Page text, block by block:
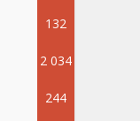
132
2 034
244